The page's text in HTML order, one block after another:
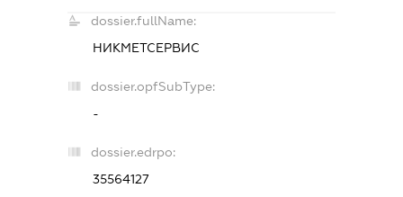
dossier.fullName:
НИКМЕТСЕРВИС
dossier.opfSubType:
-
dossier.edrpo:
35564127